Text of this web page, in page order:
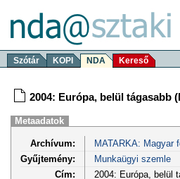
Szótár KOPI NDA Kereső
2004: Európa, belül tágasabb
Metaadatok
Archívum:
MATARKA: Magyar
Gyűjtemény:
Munkaügyi szemle
Cím:
2004: Európa, belül